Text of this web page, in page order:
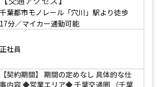
千葉都市モノレール「穴川」駅より徒歩
17分／マイカー通勤可能
正社員
【契約期間】 期間の定めなし 具体的な仕
事内容 ◆営業エリア◆ 千葉交通圏 （千葉